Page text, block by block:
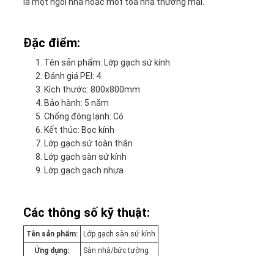
là một ngôi nhà hoặc một tòa nhà thương mại.
Đặc điểm:
Tên sản phẩm: Lớp gạch sứ kính
Đánh giá PEI: 4
Kích thước: 800x800mm
Bảo hành: 5 năm
Chống đông lạnh: Có
Kết thúc: Bọc kính
Lớp gạch sứ toàn thân
Lớp gạch sàn sứ kính
Lớp gạch gạch nhựa
Các thông số kỹ thuật:
Tên sản phẩm:
Lớp gạch sàn sứ kính
Ứng dụng:
Sàn nhà/bức tường